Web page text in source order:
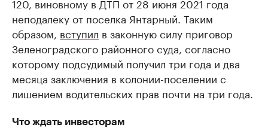
120, виновному в ДТП от 28 июня 2021 года
неподалеку от поселка Янтарный. Таким
образом, вступил в законную силу приговор
Зеленоградского районного суда, согласно
которому подсудимый получил три года и два
месяца заключения в колонии-поселении с
лишением водительских прав почти на три года.
Что ждать инвесторам